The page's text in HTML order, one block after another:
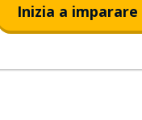
Inizia a imparare